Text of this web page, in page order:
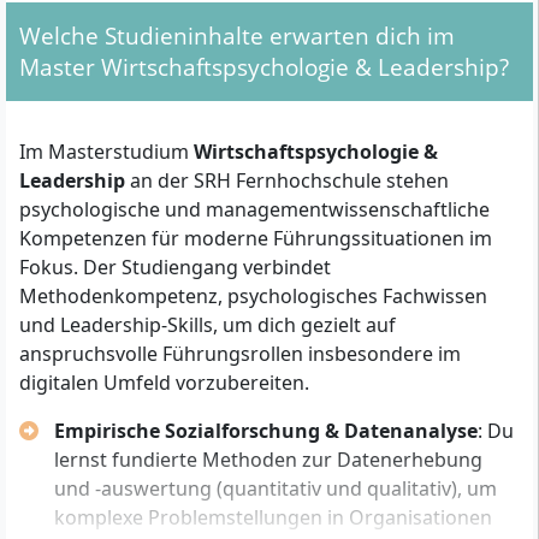
Für die Variante mit90 ECTSgelten folgende
Zugangskriterien:
gleichwertig, mindestens 180 ECTS)
Mindestens 1 Jahr einschlägige Berufserfahrung
nach Abschluss des Erststudiums
Wirtschaftswissenschaftliches
Grundverständnis(z. B. durch entsprechende
Module, Berufstätigkeit oder
Zusatzqualifikationen)
Bei fehlender fachlicher Vorqualifikation kann ein
Motivationsgesprächmit der
Für die Variante mit 60 ECTSbenötigst du zusätzlich
mindestens 2 Jahre Berufserfahrungund musst in
der Regel eineEignungsprüfung oder ein
Welche Studieninhalte erwarten dich im
Master Wirtschaftspsychologie & Leadership?
Im Masterstudium Wirtschaftspsychologie &
Leadershipan der SRH Fernhochschule stehen
psychologische und managementwissenschaftliche
Kompetenzen für moderne Führungssituationen im
Fokus. Der Studiengang verbindet
Methodenkompetenz, psychologisches Fachwissen
und Leadership-Skills, um dich gezielt auf
anspruchsvolle Führungsrollen insbesondere im
digitalen Umfeld vorzubereiten.
Empirische Sozialforschung & Datenanalyse: Du
lernst fundierte Methoden zur Datenerhebung
und -auswertung (quantitativ und qualitativ), um
komplexe Problemstellungen in Organisationen